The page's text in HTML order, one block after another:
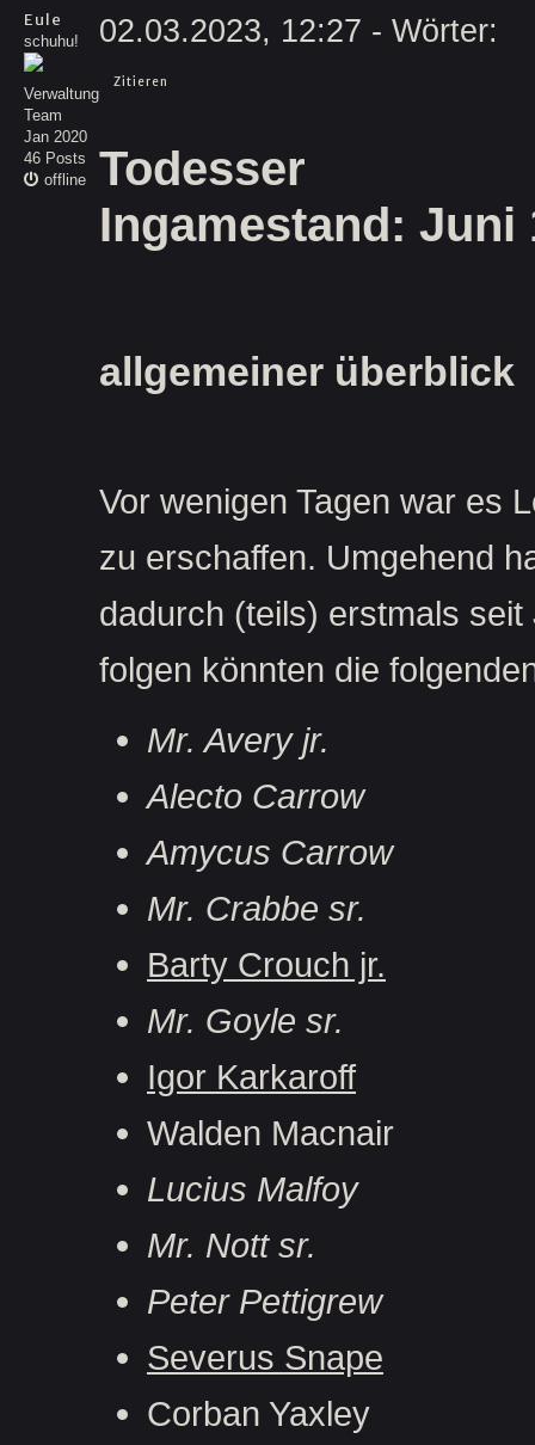
Eule
schuhu!
Verwaltung
Team
Jan 2020
46 Posts
offline
02.03.2023, 12:27 - Wörter:
Zitieren
Todesser
Ingamestand: Juni
allgemeiner überblick
Vor wenigen Tagen war es
zu erschaffen. Umgehend
dadurch (teils) erstmals
folgen könnten die
Mr. Avery jr.
Alecto Carrow
Amycus Carrow
Mr. Crabbe sr.
Barty Crouch jr.
Mr. Goyle sr.
Igor Karkaroff
Walden Macnair
Lucius Malfoy
Mr. Nott sr.
Peter Pettigrew
Severus Snape
Corban Yaxley